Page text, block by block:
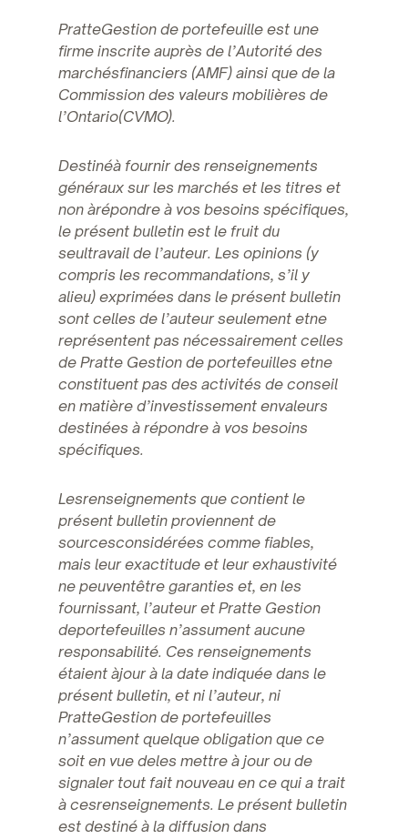
PratteGestion de portefeuille est une
firme inscrite auprès de l’Autorité des
marchésfinanciers (AMF) ainsi que de la
Commission des valeurs mobilières de
l’Ontario(CVMO).
Destinéà fournir des renseignements
généraux sur les marchés et les titres et
non àrépondre à vos besoins spécifiques,
le présent bulletin est le fruit du
seultravail de l’auteur. Les opinions (y
compris les recommandations, s’il y
alieu) exprimées dans le présent bulletin
sont celles de l’auteur seulement etne
représentent pas nécessairement celles
de Pratte Gestion de portefeuilles etne
constituent pas des activités de conseil
en matière d’investissement envaleurs
destinées à répondre à vos besoins
spécifiques.
Lesrenseignements que contient le
présent bulletin proviennent de
sourcesconsidérées comme fiables,
mais leur exactitude et leur exhaustivité
ne peuventêtre garanties et, en les
fournissant, l’auteur et Pratte Gestion
deportefeuilles n’assument aucune
responsabilité. Ces renseignements
étaient àjour à la date indiquée dans le
présent bulletin, et ni l’auteur, ni
PratteGestion de portefeuilles
n’assument quelque obligation que ce
soit en vue deles mettre à jour ou de
signaler tout fait nouveau en ce qui a trait
à cesrenseignements. Le présent bulletin
est destiné à la diffusion dans